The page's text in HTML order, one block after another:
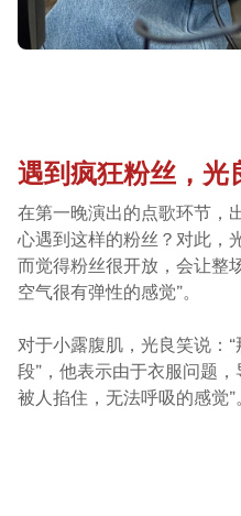
遇到疯狂粉丝，光
在第一晚演出的点歌环节，
心遇到这样的粉丝？对此，
而觉得粉丝很开放，会让整
空气很有弹性的感觉”。
对于小露腹肌，光良笑说：
段”，他表示由于衣服问题
被人掐住，无法呼吸的感觉”。